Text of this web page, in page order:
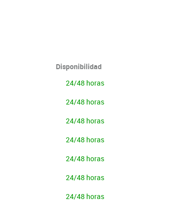
Disponibilidad
24/48 horas
24/48 horas
24/48 horas
24/48 horas
24/48 horas
24/48 horas
24/48 horas